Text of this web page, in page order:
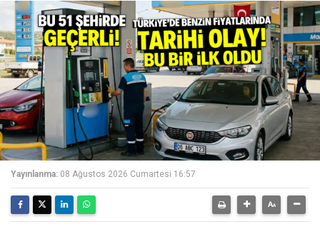
Yayınlanma: 08 Ağustos 2026 Cumartesi 16:57